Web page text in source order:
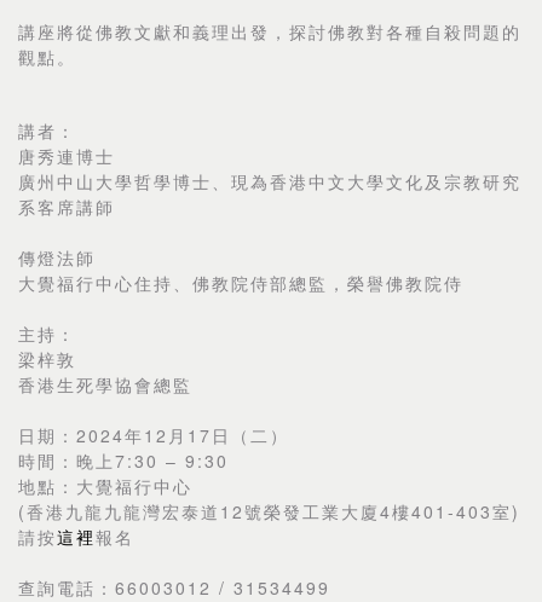
講座將從佛教文獻和義理出發，探討佛教對各種自殺問題的
觀點。
講者：
唐秀連博士
廣州中山大學哲學博士、現為香港中文大學文化及宗教研究
系客席講師
傳燈法師
大覺福行中心住持、佛教院侍部總監，榮譽佛教院侍
主持：
梁梓敦
香港生死學協會總監
日期：2024年12月17日（二）
時間：晚上7:30 – 9:30
地點：大覺福行中心
(香港九龍九龍灣宏泰道12號榮發工業大廈4樓401-403室)
請按這裡報名
查詢電話：66003012 / 31534499